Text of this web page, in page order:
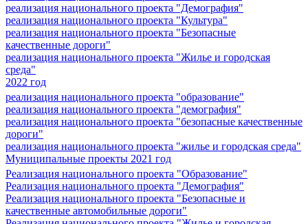
реализация национального проекта "Демография"
реализация национального проекта "Культура"
реализация национального проекта "Безопасные
качественные дороги"
реализация национального проекта "Жилье и городская
среда"
2022 год
реализация национального проекта "образование"
реализация национального проекта "демография"
реализация национального проекта "безопасные качественные
дороги"
реализация национального проекта "жилье и городская среда"
Муниципальные проекты 2021 год
Реализация национального проекта "Образование"
Реализация национального проекта "Демография"
Реализация национального проекта "Безопасные и
качественные автомобильные дороги"